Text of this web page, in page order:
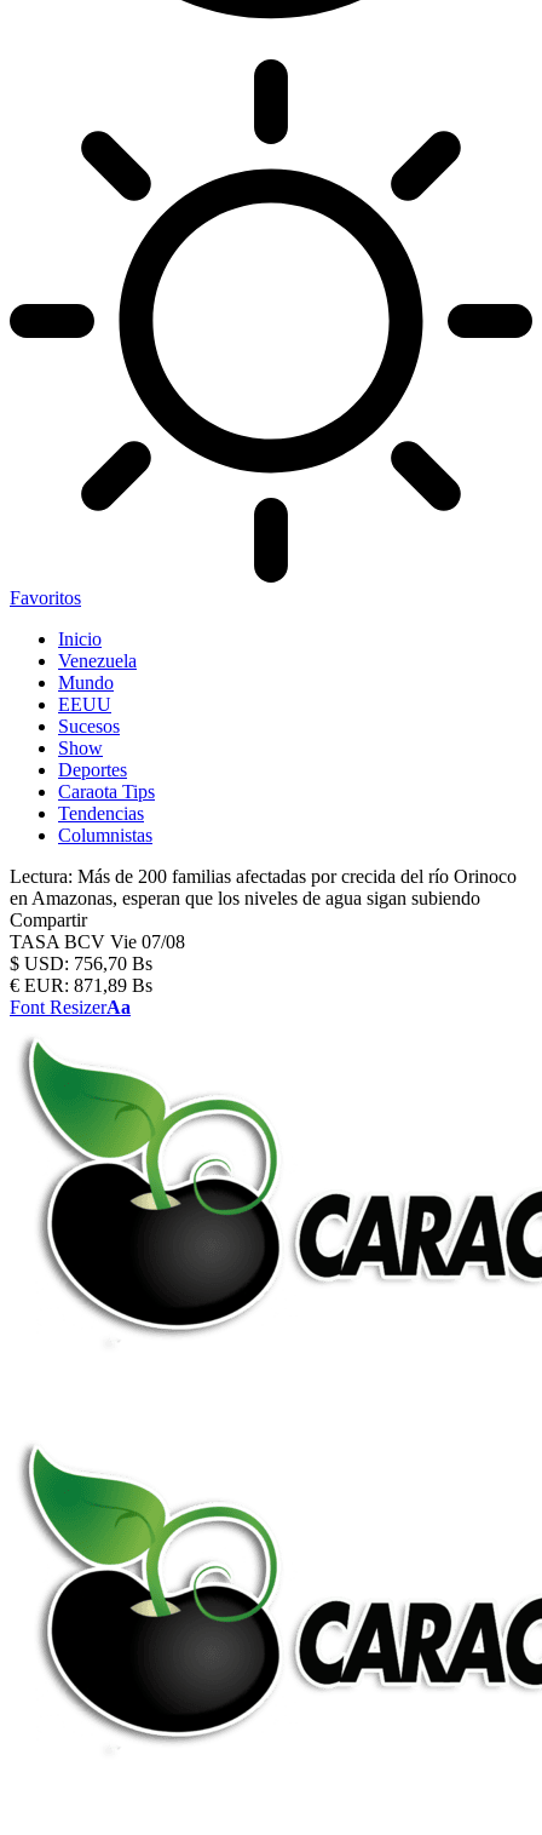
Favoritos
Inicio
Venezuela
Mundo
EEUU
Sucesos
Show
Deportes
Caraota Tips
Tendencias
Columnistas
Lectura: Más de 200 familias afectadas por crecida del río Orinoco
en Amazonas, esperan que los niveles de agua sigan subiendo
Compartir
TASA BCV Vie 07/08
$ USD: 756,70 Bs
€ EUR: 871,89 Bs
Font ResizerAa